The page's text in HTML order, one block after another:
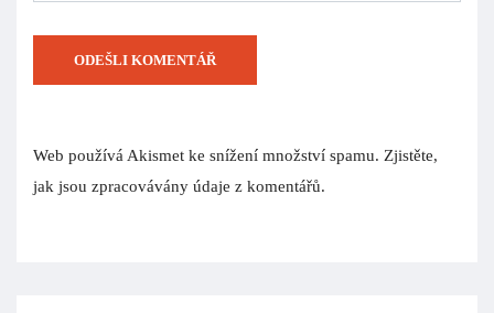
Web používá Akismet ke snížení množství spamu. Zjistěte,
jak jsou zpracovávány údaje z komentářů.